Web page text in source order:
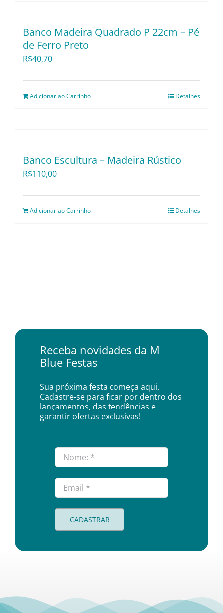
Banco Madeira Quadrado P 22cm – Pé
de Ferro Preto
R$40,70
Adicionar ao Carrinho Detalhes
Banco Escultura – Madeira Rústico
R$110,00
Adicionar ao Carrinho Detalhes
Receba novidades da M
Blue Festas
Sua próxima festa começa aqui.
Cadastre-se para ficar por dentro dos
lançamentos, das tendências e
garantir ofertas exclusivas!
CADASTRAR